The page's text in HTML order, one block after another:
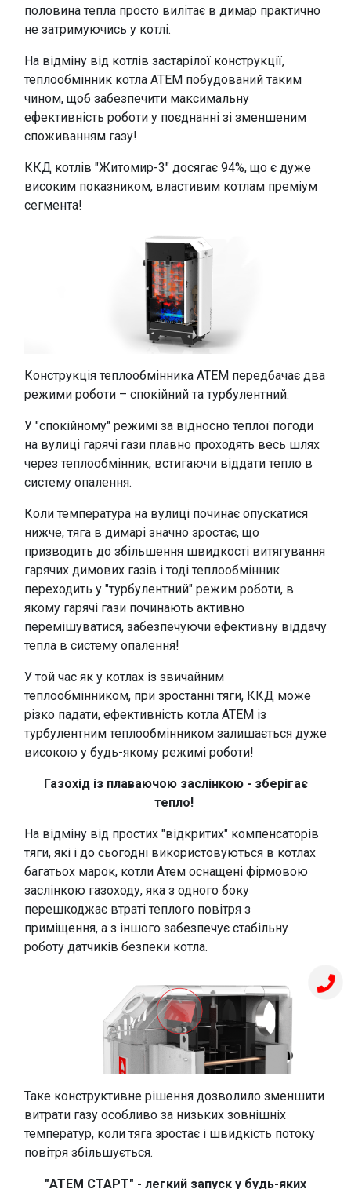
половина тепла просто вилітає в димар практично
не затримуючись у котлі.
На відміну від котлів застарілої конструкції,
теплообмінник котла АТЕМ побудований таким
чином, щоб забезпечити максимальну
ефективність роботи у поєднанні зі зменшеним
споживанням газу!
ККД котлів "Житомир-3" досягає 94%, що є дуже
високим показником, властивим котлам преміум
сегмента!
Конструкція теплообмінника АТЕМ передбачає два
режими роботи – спокійний та турбулентний.
У "спокійному" режимі за відносно теплої погоди
на вулиці гарячі гази плавно проходять весь шлях
через теплообмінник, встигаючи віддати тепло в
систему опалення.
Коли температура на вулиці починає опускатися
нижче, тяга в димарі значно зростає, що
призводить до збільшення швидкості витягування
гарячих димових газів і тоді теплообмінник
переходить у "турбулентний" режим роботи, в
якому гарячі гази починають активно
перемішуватися, забезпечуючи ефективну віддачу
тепла в систему опалення!
У той час як у котлах із звичайним
теплообмінником, при зростанні тяги, ККД може
різко падати, ефективність котла АТЕМ із
турбулентним теплообмінником залишається дуже
високою у будь-якому режимі роботи!
Газохід із плаваючою заслінкою - зберігає
тепло!
На відміну від простих "відкритих" компенсаторів
тяги, які і до сьогодні використовуються в котлах
багатьох марок, котли Атем оснащені фірмовою
заслінкою газоходу, яка з одного боку
перешкоджає втраті теплого повітря з
приміщення, а з іншого забезпечує стабільну
роботу датчиків безпеки котла.
Таке конструктивне рішення дозволило зменшити
витрати газу особливо за низьких зовнішніх
температур, коли тяга зростає і швидкість потоку
повітря збільшується.
"АТЕМ СТАРТ" - легкий запуск у будь-яких